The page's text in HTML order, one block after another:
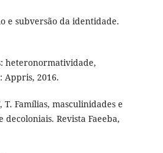
e subversão da identidade.
heteronormatividade,
Appris, 2016.
T. Famílias, masculinidades e
Revista Faeeba,